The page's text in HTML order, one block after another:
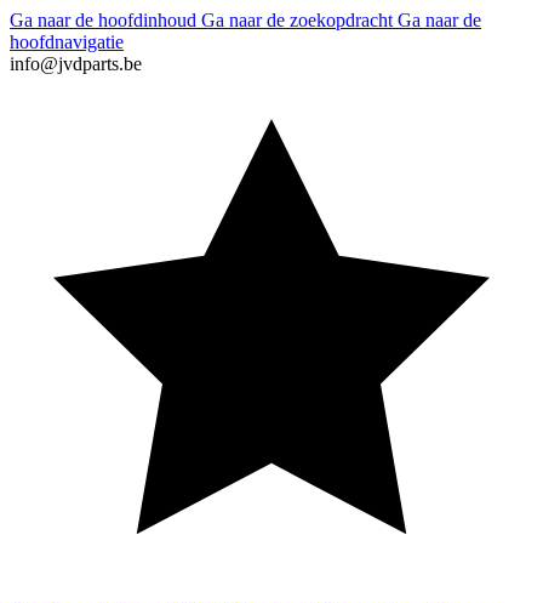
Ga naar de hoofdinhoud Ga naar de zoekopdracht Ga naar de
hoofdnavigatie
info@jvdparts.be